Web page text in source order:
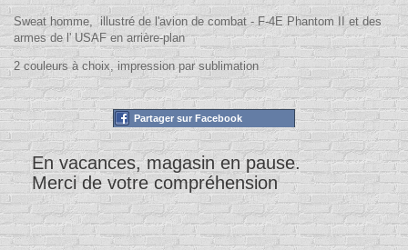
Sweat homme, illustré de l'avion de combat - F-4E Phantom II et des
armes de l' USAF en arrière-plan
2 couleurs à choix, impression par sublimation
Partager sur Facebook
En vacances, magasin en pause.
Merci de votre compréhension